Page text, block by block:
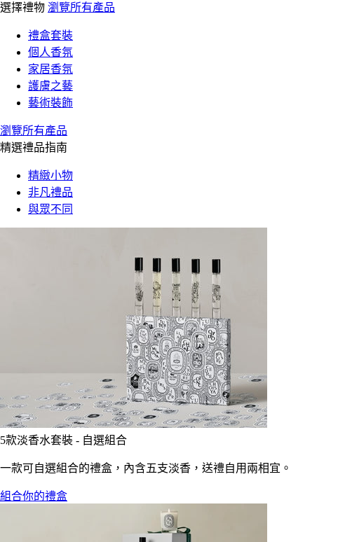
選擇禮物 瀏覽所有產品
禮盒套裝
個人香氛
家居香氛
護膚之藝
藝術裝飾
瀏覽所有產品
精選禮品指南
精緻小物
非凡禮品
與眾不同
5款淡香水套裝 - 自選組合
一款可自選組合的禮盒，內含五支淡香，送禮自用兩相宜。
組合你的禮盒